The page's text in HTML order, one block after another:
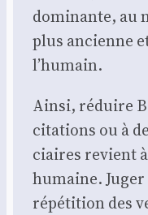
domi­nante, au
plus ancienne
l’humain.
Ain­si, réduire
cita­tions ou à
ciaires revient
humaine.
répé­ti­tion des